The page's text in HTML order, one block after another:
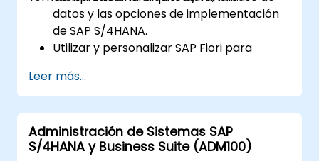
datos y las opciones de implementación
de SAP S/4HANA.
Utilizar y personalizar SAP Fiori para
Identificar mejoras clave en los procesos
de finanzas, logística y otros módulos.
Comprender la integración, el análisis de
datos y las innovaciones futuras para
apoyar las implementaciones de SAP.
Leer más...
Administración de Sistemas SAP
S/4HANA y Business Suite (ADM100)